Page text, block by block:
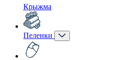
Крыжма
Пеленки